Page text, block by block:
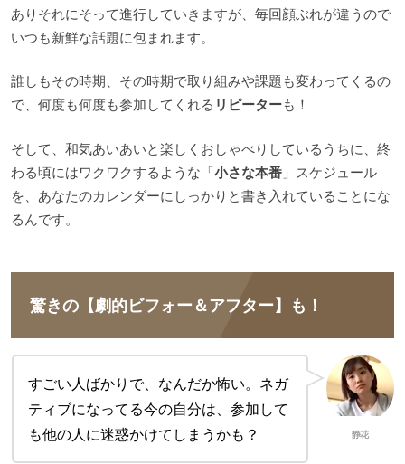
ありそれにそって進行していきますが、毎回顔ぶれが違うので
いつも新鮮な話題に包まれます。
誰しもその時期、その時期で取り組みや課題も変わってくるの
で、何度も何度も参加してくれる リピーターも！
そして、和気あいあいと楽しくおしゃべりしているうちに、終
わる頃にはワクワクするような「小さな本番」スケジュール
を、あなたのカレンダーにしっかりと書き入れていることにな
るんです。
驚きの【劇的ビフォー＆アフター】も！
静花
すごい人ばかりで、なんだか怖い。ネガ
ティブになってる今の自分は、参加して
も他の人に迷惑かけてしまうかも？